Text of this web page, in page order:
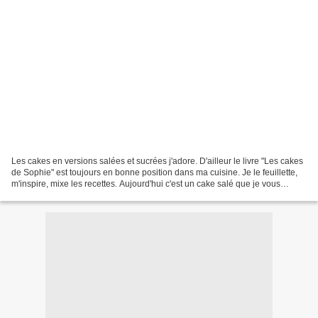
Les cakes en versions salées et sucrées j'adore. D'ailleur le livre "Les cakes
de Sophie" est toujours en bonne position dans ma cuisine. Je le feuillette,
m'inspire, mixe les recettes. Aujourd'hui c'est un cake salé que je vous